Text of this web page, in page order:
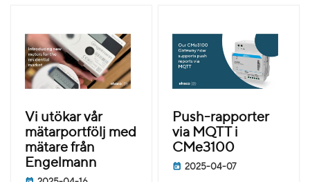
Vi utökar vår
mätarportfölj med
mätare från
Engelmann
Push-rapporter
via MQTT i
CMe3100
2025-04-07